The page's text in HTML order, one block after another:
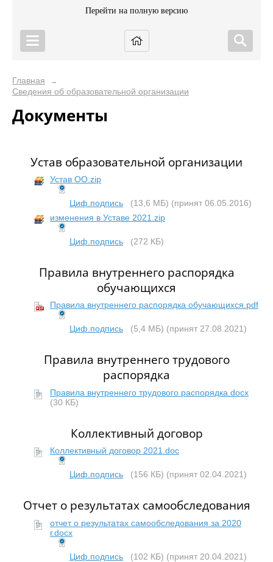
Перейти на полную версию
Главная →
Сведения об образовательной организации
Документы
Устав образовательной организации
Устав ОО.zip
Циф.подпись (13,6 МБ) (принят 06.05.2016)
изменения в Уставе 2021.zip
Циф.подпись (272 КБ)
Правила внутреннего распорядка
обучающихся
Правила внутреннего распорядка обучающихся.pdf
Циф.подпись (5,4 МБ) (принят 27.08.2021)
Правила внутреннего трудового
распорядка
Правила внутреннего трудового распорядка.docx
(30 КБ)
Коллективный договор
Коллективный договор 2021.doc
Циф.подпись (156 КБ) (принят 02.04.2021)
Отчет о результатах самообследования
отчет о результатах самообследования за 2020
г.docx
Циф.подпись (102 КБ) (принят 20.04.2021)